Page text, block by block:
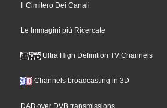
Il Cimitero Dei Canali
Le Immagini più Ricercate
Ultra High Definition TV Channels
Channels broadcasting in 3D
DAB over DVB transmissions